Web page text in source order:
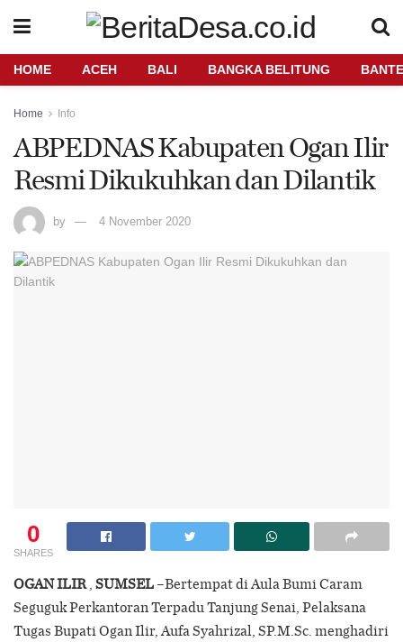
HOME ACEH BALI BANGKA BELITUNG
Home Info
ABPEDNAS Kabupaten Ogan Ilir
Resmi Dikukuhkan dan Dilantik
by 4 November 2020
0
SHARES
OGAN ILIR,SUMSEL–Bertempat di Aula Bumi Caram
Seguguk Perkantoran Terpadu Tanjung Senai, Pelaksana
Tugas Bupati Ogan Ilir, Aufa Syahrizal, SP.M.Sc. menghadiri